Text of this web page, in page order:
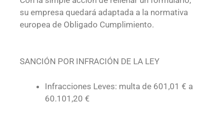
su empresa quedará adaptada a la normativa
europea de Obligado Cumplimiento.
SANCIÓN POR INFRACIÓN DE LA LEY
Infracciones Leves: multa de 601,01 € a
60.101,20 €